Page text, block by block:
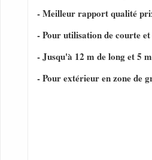
- Meilleur rapport qualité
- Pour utilisation de courte et
- Jusqu'à 12 m de long et 5
- Pour extérieur en zone de